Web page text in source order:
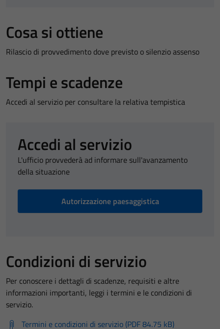
Cosa si ottiene
Rilascio di provvedimento dove previsto o silenzio assenso
Tempi e scadenze
Accedi al servizio per consultare la relativa tempistica
Accedi al servizio
L'ufficio provvederà ad informare sull'avanzamento
della situazione
Autorizzazione paesaggistica
Condizioni di servizio
Per conoscere i dettagli di scadenze, requisiti e altre
informazioni importanti, leggi i termini e le condizioni di
servizio.
Termini e condizioni di servizio (PDF 84.75 kB)